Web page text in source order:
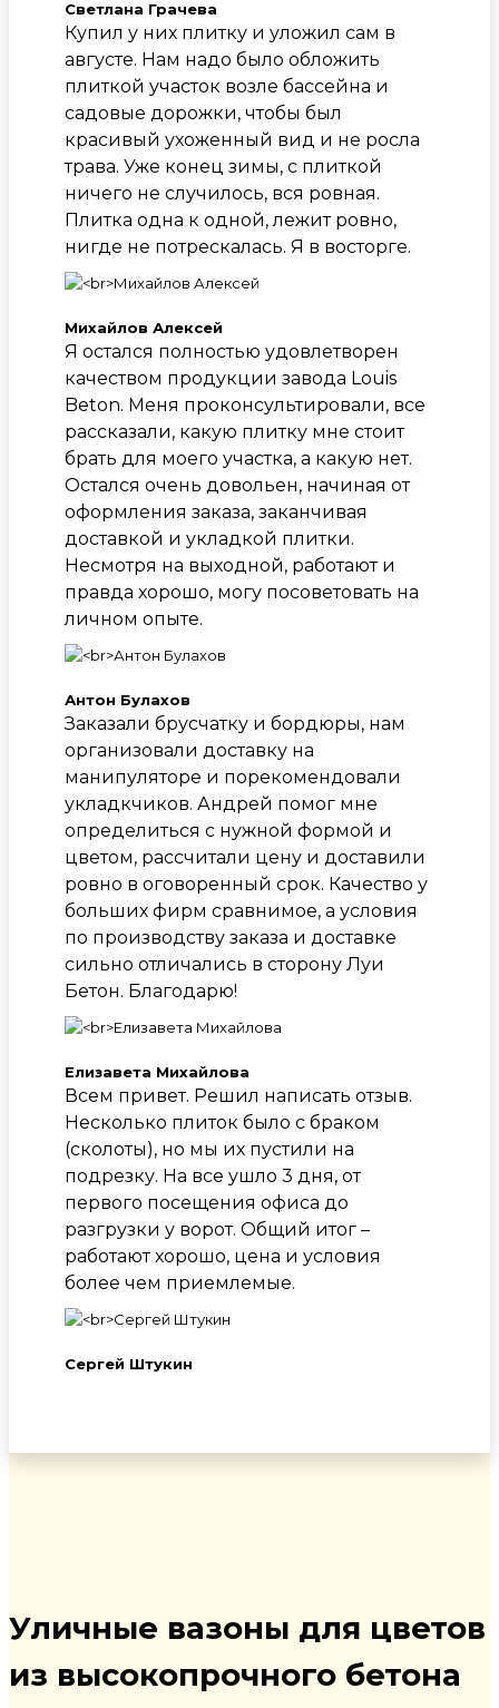
Светлана Грачева
Купил у них плитку и уложил сам в
августе. Нам надо было обложить
плиткой участок возле бассейна и
садовые дорожки, чтобы был
красивый ухоженный вид и не росла
трава. Уже конец зимы, с плиткой
ничего не случилось, вся ровная.
Плитка одна к одной, лежит ровно,
нигде не потрескалась. Я в восторге.
Михайлов Алексей
Я остался полностью удовлетворен
качеством продукции завода Louis
Beton. Меня проконсультировали, все
рассказали, какую плитку мне стоит
брать для моего участка, а какую нет.
Остался очень довольен, начиная от
оформления заказа, заканчивая
доставкой и укладкой плитки.
Несмотря на выходной, работают и
правда хорошо, могу посоветовать на
личном опыте.
Антон Булахов
Заказали брусчатку и бордюры, нам
организовали доставку на
манипуляторе и порекомендовали
укладкчиков. Андрей помог мне
определиться с нужной формой и
цветом, рассчитали цену и доставили
ровно в оговоренный срок. Качество у
больших фирм сравнимое, а условия
по производству заказа и доставке
сильно отличались в сторону Луи
Бетон. Благодарю!
Елизавета Михайлова
Всем привет. Решил написать отзыв.
Несколько плиток было с браком
(сколоты), но мы их пустили на
подрезку. На все ушло 3 дня, от
первого посещения офиса до
разгрузки у ворот. Общий итог –
работают хорошо, цена и условия
более чем приемлемые.
Сергей Штукин
Уличные вазоны для цветов
из высокопрочного бетона